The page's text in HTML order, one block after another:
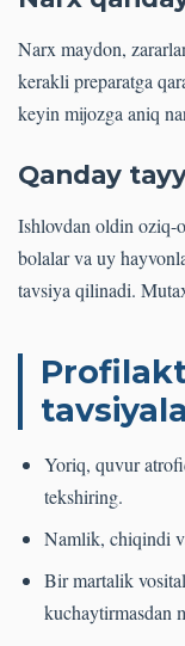
Narx maydon,
kerakli preparatga
keyin mijozga aniq
Qanday
Ishlovdan oldin oziq-
bolalar va uy
tavsiya qilinadi.
Yoriq, quvur
tekshiring.
Namlik, chiqindi
Bir martalik
kuchaytirmasdan